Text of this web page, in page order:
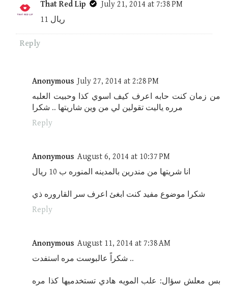
That Red Lip
July 21, 2014 at 7:38 PM
11 ريال
Reply
Anonymous July 27, 2014 at 2:28 PM
من زمان كنت حابه اعرف كيف اسوي كذا وحبيت العلبه
مرره ياليت تقولين لي من وين شاريتها .. شكرا
Reply
Anonymous August 6, 2014 at 10:37 PM
انا شريتها من مندرين بالمدينه المنوره ب 10 ريال
شكرا موضوع مفيد كنت ابغئ اعرف سر القاروره ذي
Reply
Anonymous August 11, 2014 at 7:38 AM
شكراً عالبوست مره استفدت ..
بس معلش سؤال: علب المويه هادي تستخدميها كذا مره